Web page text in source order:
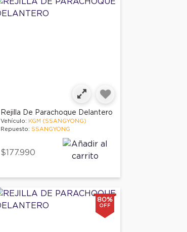
Rejilla De Parachoque Delantero
Vehículo: KGM (SSANGYONG)
Repuesto: SSANGYONG
$177.990
80%
OFF